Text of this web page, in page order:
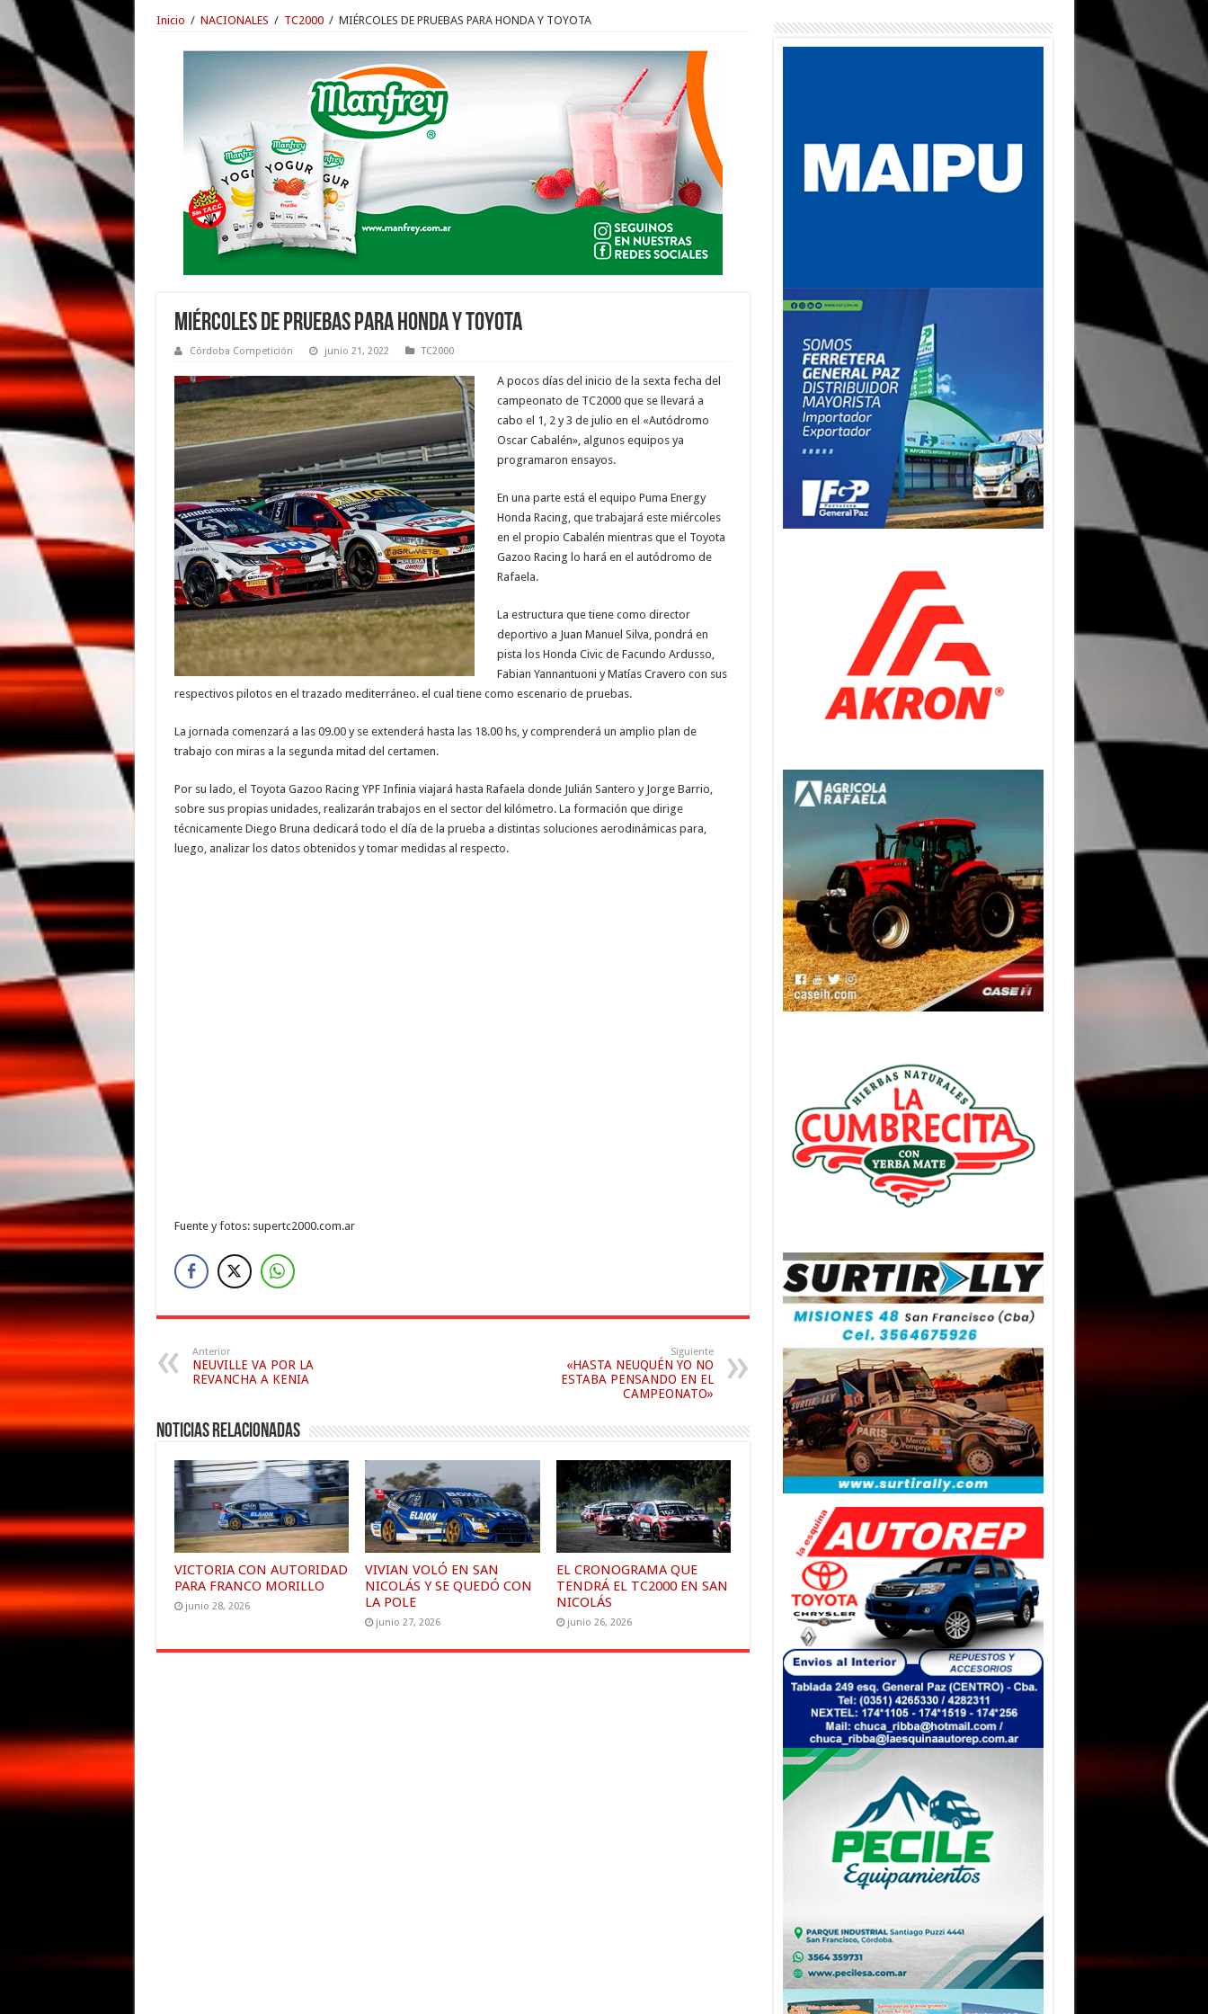
Inicio / NACIONALES / TC2000 / MIÉRCOLES DE PRUEBAS PARA HONDA Y TOYOTA
MIÉRCOLES DE PRUEBAS PARA HONDA Y TOYOTA
Córdoba Competición junio 21, 2022 TC2000
A pocos días del inicio de la sexta fecha del
campeonato de TC2000 que se llevará a
cabo el 1, 2 y 3 de julio en el «Autódromo
Oscar Cabalén», algunos equipos ya
programaron ensayos.
En una parte está el equipo Puma Energy
Honda Racing, que trabajará este miércoles
en el propio Cabalén mientras que el Toyota
Gazoo Racing lo hará en el autódromo de
Rafaela.
La estructura que tiene como director
deportivo a Juan Manuel Silva, pondrá en
pista los Honda Civic de Facundo Ardusso,
Fabian Yannantuoni y Matías Cravero con sus
respectivos pilotos en el trazado mediterráneo. el cual tiene como escenario de pruebas.
La jornada comenzará a las 09.00 y se extenderá hasta las 18.00 hs, y comprenderá un amplio plan de
trabajo con miras a la segunda mitad del certamen.
Por su lado, el Toyota Gazoo Racing YPF Infinia viajará hasta Rafaela donde Julián Santero y Jorge Barrio,
sobre sus propias unidades, realizarán trabajos en el sector del kilómetro. La formación que dirige
técnicamente Diego Bruna dedicará todo el día de la prueba a distintas soluciones aerodinámicas para,
luego, analizar los datos obtenidos y tomar medidas al respecto.
Fuente y fotos: supertc2000.com.ar
Anterior
NEUVILLE VA POR LA
REVANCHA A KENIA
Siguiente
«HASTA NEUQUÉN YO NO
ESTABA PENSANDO EN EL
CAMPEONATO»
Noticias relacionadas
VICTORIA CON AUTORIDAD
PARA FRANCO MORILLO
junio 28, 2026
VIVIAN VOLÓ EN SAN
NICOLÁS Y SE QUEDÓ CON
LA POLE
junio 27, 2026
EL CRONOGRAMA QUE
TENDRÁ EL TC2000 EN SAN
NICOLÁS
junio 26, 2026